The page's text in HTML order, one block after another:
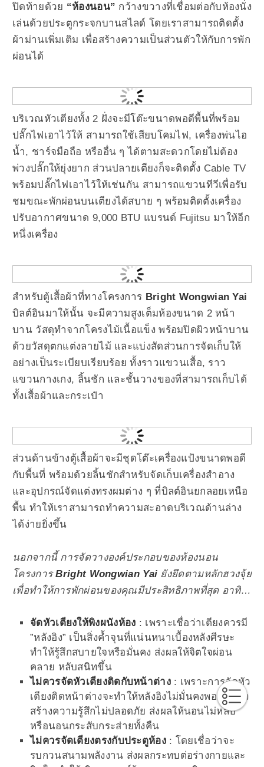
ปิดท้ายด้วย “ห้องนอน” กว้างขวางที่เชื่อมต่อกับห้องนั่ง
เล่นด้วยประตูกระจกบานสไลด์ โดยเราสามารถติดตั้ง
ผ้าม่านเพิ่มเติม เพื่อสร้างความเป็นส่วนตัวให้กับการพัก
ผ่อนได้
บริเวณหัวเตียงทั้ง 2 ฝั่งจะมีโต๊ะขนาดพอดีพื้นที่พร้อม
ปลั๊กไฟเอาไว้ให้ สามารถใช้เสียบโคมไฟ, เครื่องพ่นไอ
น้ำ, ชาร์จมือถือ หรืออื่น ๆ ได้ตามสะดวกโดยไม่ต้อง
พ่วงปลั๊กให้ยุ่งยาก ส่วนปลายเตียงก็จะติดตั้ง Cable TV
พร้อมปลั๊กไฟเอาไว้ให้เช่นกัน สามารถแขวนทีวีเพื่อรับ
ชมขณะพักผ่อนบนเตียงได้สบาย ๆ พร้อมติดตั้งเครื่อง
ปรับอากาศขนาด 9,000 BTU แบรนด์ Fujitsu มาให้อีก
หนึ่งเครื่อง
สำหรับตู้เสื้อผ้าที่ทางโครงการ Bright Wongwian Yai
บิลต์อินมาให้นั้น จะมีความสูงเต็มห้องขนาด 2 หน้า
บาน วัสดุทำจากโครงไม้เนื้อแข็ง พร้อมปิดผิวหน้าบาน
ด้วยวัสดุตกแต่งลายไม้ และแบ่งสัดส่วนการจัดเก็บให้
อย่างเป็นระเบียบเรียบร้อย ทั้งราวแขวนเสื้อ, ราว
แขวนกางเกง, ลิ้นชัก และชั้นวางของที่สามารถเก็บได้
ทั้งเสื้อผ้าและกระเป๋า
ส่วนด้านข้างตู้เสื้อผ้าจะมีชุดโต๊ะเครื่องแป้งขนาดพอดี
กับพื้นที่ พร้อมด้วยลิ้นชักสำหรับจัดเก็บเครื่องสำอาง
และอุปกรณ์จัดแต่งทรงผมต่าง ๆ ที่บิลต์อินยกลอยเหนือ
พื้น ทำให้เราสามารถทำความสะอาดบริเวณด้านล่าง
ได้ง่ายยิ่งขึ้น
นอกจากนี้ การจัดวางองค์ประกอบของห้องนอน
โครงการBright Wongwian Yai ยังยึดตามหลักฮวงจุ้ย
เพื่อทำให้การพักผ่อนของคุณมีประสิทธิภาพที่สุด อาทิ…
จัดหัวเตียงให้พิงผนังห้อง : เพราะเชื่อว่าเตียงควรมี
”หลังอิง” เป็นสิ่งค้ำจุนที่แน่นหนาเบื้องหลังศีรษะ
ทำให้รู้สึกสบายใจหรือมั่นคง ส่งผลให้จิตใจผ่อน
คลาย หลับสนิทขึ้น
ไม่ควรจัดหัวเตียงติดกับหน้าต่าง: เพราะการจัดหัว
เตียงติดหน้าต่างจะทำให้หลังอิงไม่มั่นคงพอ และยัง
สร้างความรู้สึกไม่ปลอดภัย ส่งผลให้นอนไม่หลับ
หรือนอนกระสับกระส่ายทั้งคืน
ไม่ควรจัดเตียงตรงกับประตูห้อง: โดยเชื่อว่าจะ
รบกวนสนามพลังงาน ส่งผลกระทบต่อร่างกายและ